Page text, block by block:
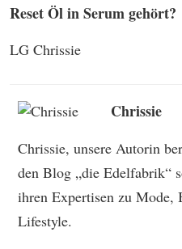
Reset Öl in Serum gehört?
LG Chrissie
Chrissie
Chrissie, unsere Autorin
den Blog „die Edelfabrik“
ihren Expertisen zu Mode,
Lifestyle.